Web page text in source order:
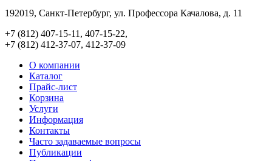
192019, Санкт-Петербург, ул. Профессора Качалова, д. 11
+7 (812) 407-15-11, 407-15-22,
+7 (812) 412-37-07, 412-37-09
О компании
Каталог
Прайс-лист
Корзина
Услуги
Информация
Контакты
Часто задаваемые вопросы
Публикации